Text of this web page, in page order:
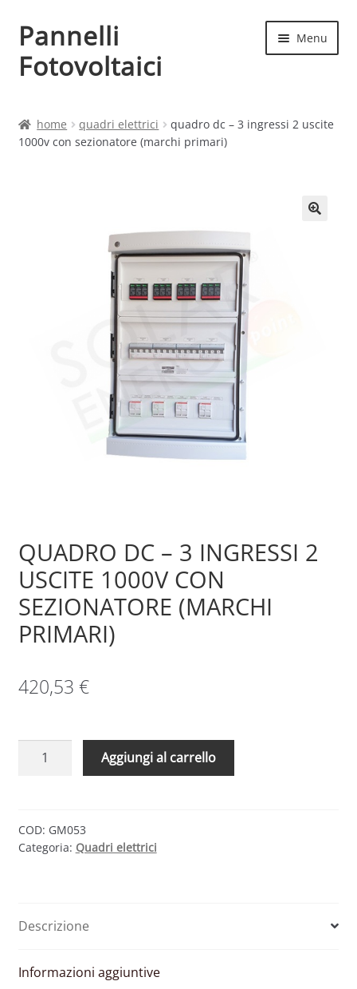
Vai
alla
navigazione
Vai
al
contenuto
Pannelli
Fotovoltaici
Menu
Cart
home quadri elettrici
quadro dc – 3 ingressi 2 uscite
1000v con sezionatore (marchi primari)
QUADRO DC – 3 INGRESSI 2
USCITE 1000V CON
SEZIONATORE (MARCHI
PRIMARI)
420,53 €
QUADRO
INGRESSI
2
SEZIONATORE
PRIMARI)
Aggiungi al carrello
COD: GM053
Categoria: Quadri elettrici
Descrizione
Informazioni aggiuntive